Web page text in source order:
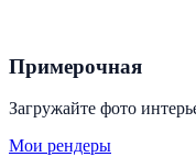
Примерочная
Загружайте фото
Мои рендеры